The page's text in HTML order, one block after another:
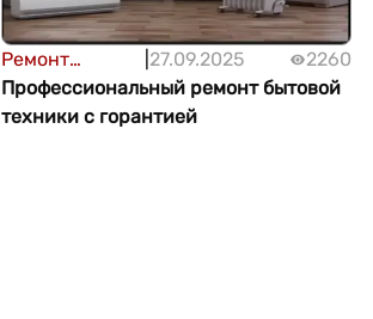
Ремонт
техники
27.09.2025
2260
Профессиональный ремонт бытовой
техники с горантией